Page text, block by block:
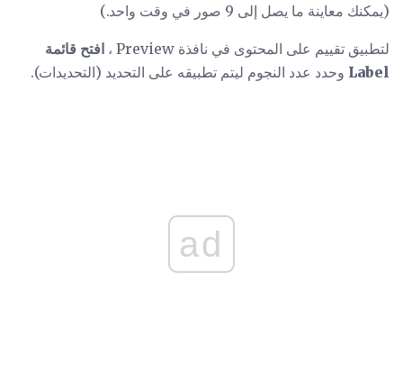
(يمكنك معاينة ما يصل إلى 9 صور في وقت واحد.)
لتطبيق تقييم على المحتوى في نافذة Preview ،
افتح قائمة
Label وحدد عدد النجوم ليتم تطبيقه على التحديد (التحديدات).
ad